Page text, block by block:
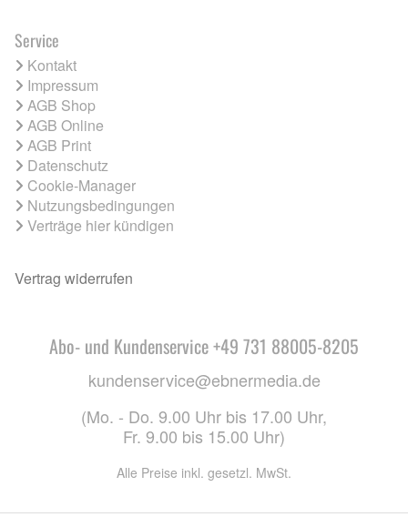
Service
Kontakt
Impressum
AGB Shop
AGB Online
AGB Print
Datenschutz
Cookie-Manager
Nutzungsbedingungen
Verträge hier kündigen
Vertrag widerrufen
Abo- und Kundenservice +49 731 88005-8205
kundenservice@ebnermedia.de
(Mo. - Do. 9.00 Uhr bis 17.00 Uhr,
Fr. 9.00 bis 15.00 Uhr)
Alle Preise inkl. gesetzl. MwSt.